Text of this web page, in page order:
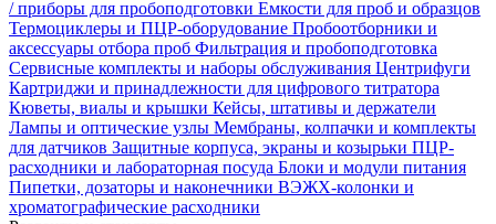
/ приборы для пробоподготовки Емкости для проб и образцов
Термоциклеры и ПЦР-оборудование Пробоотборники и
аксессуары отбора проб Фильтрация и пробоподготовка
Сервисные комплекты и наборы обслуживания Центрифуги
Картриджи и принадлежности для цифрового титратора
Кюветы, виалы и крышки Кейсы, штативы и держатели
Лампы и оптические узлы Мембраны, колпачки и комплекты
для датчиков Защитные корпуса, экраны и козырьки ПЦР-
расходники и лабораторная посуда Блоки и модули питания
Пипетки, дозаторы и наконечники ВЭЖХ-колонки и
хроматографические расходники